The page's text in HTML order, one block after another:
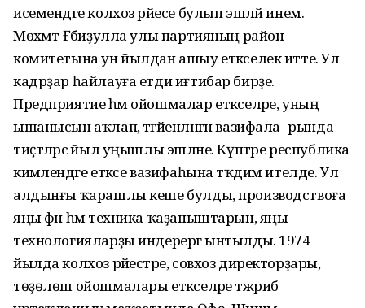
исемендәге колхоз рәйесе булып эшләй инем.
Мөхәмәт Ғәбиҙулла улы партияның район
комитетына ун йылдан ашыу етәкселек итте. Ул
кадрҙар һайлауға етди иғтибар бирҙе.
Предприятие һәм ойошмалар етәкселәре, уның
ышанысын аҡлап, тәғәйенләнгән вазифала- рында
тиҫтәләрсә йыл уңышлы эшләне. Күптәре республика
кимәлендәге етәксе вазифаһына тәҡдим ителде. Ул
алдынғы ҡарашлы кеше булды, производствоға
яңы фән һәм техника ҡаҙаныштарын, яңы
технологияларҙы индерергә ынтылды. 1974
йылда колхоз рәйестәре, совхоз директорҙары,
төҙөлөш ойошмалары етәкселәре тәжрибә